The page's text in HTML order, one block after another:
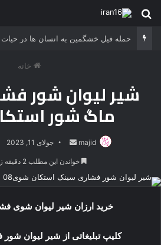
جستجو برای
حمله فیل خشگمین به انسان ها در
خانه
شیر لیوان شور
ماگ شور
majid
ارسال
ایمیل
جولای 11, 2023
خواندن این مطلب 2 دقیقه زمان میبرد
خرید ارزان شیر لیوان شوی
کلیپ تبلیغاتی از شیر لیوان